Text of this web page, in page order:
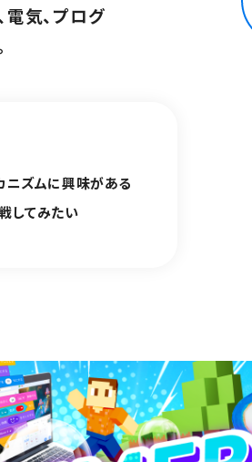
電気、プログ
ニズムに興味がある
してみたい